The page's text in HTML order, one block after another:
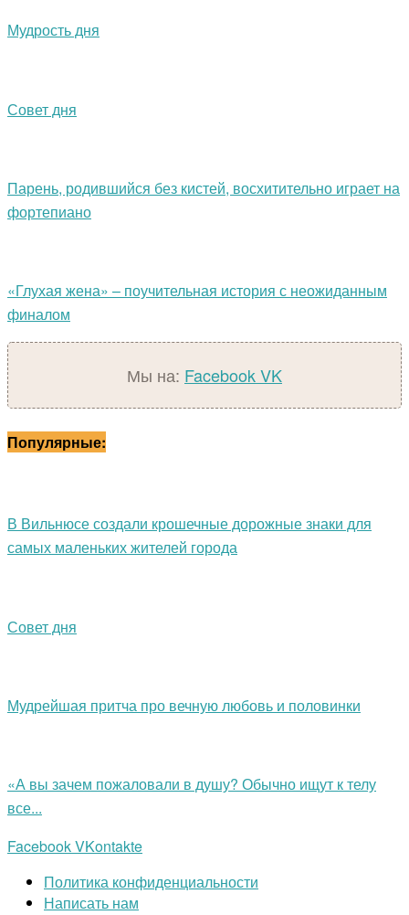
Мудрость дня
Совет дня
Парень, родившийся без кистей, восхитительно играет на
фортепиано
«Глухая жена» – поучительная история с неожиданным
финалом
Мы на: FacebookVK
Популярные:
В Вильнюсе создали крошечные дорожные знаки для
самых маленьких жителей города
Совет дня
Мудрейшая притча про вечную любовь и половинки
«А вы зачем пожаловали в душу? Обычно ищут к телу
все...
FacebookVKontakte
Политика конфиденциальности
Написать нам